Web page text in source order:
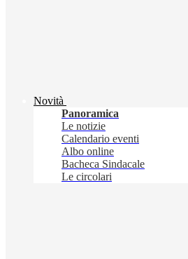
Novità
Panoramica
Le notizie
Calendario eventi
Albo online
Bacheca Sindacale
Le circolari